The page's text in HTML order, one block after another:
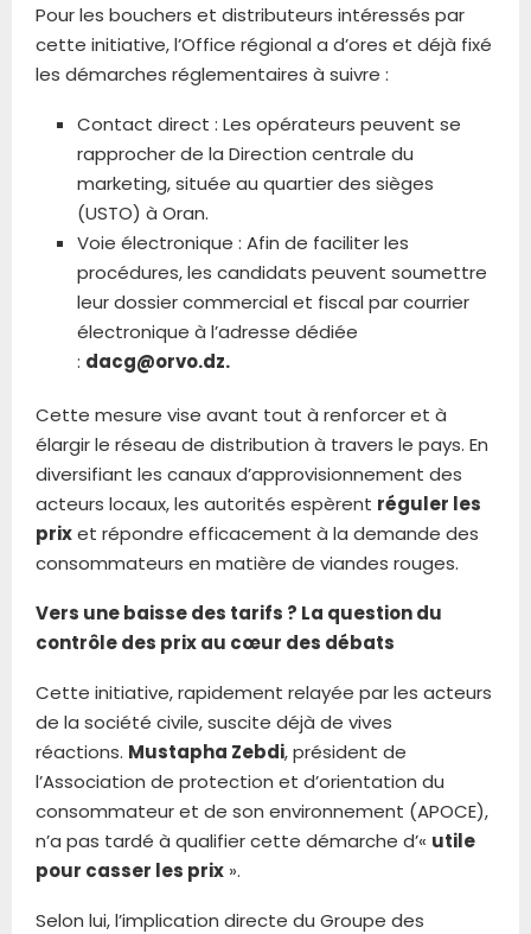
Pour les bouchers et distributeurs intéressés par
cette initiative, l’Office régional a d’ores et déjà fixé
les démarches réglementaires à suivre :
Contact direct : Les opérateurs peuvent se
rapprocher de la Direction centrale du
marketing, située au quartier des sièges
(USTO) à Oran.
Voie électronique : Afin de faciliter les
procédures, les candidats peuvent soumettre
leur dossier commercial et fiscal par courrier
électronique à l’adresse dédiée
: dacg@orvo.dz.
Cette mesure vise avant tout à renforcer et à
élargir le réseau de distribution à travers le pays. En
diversifiant les canaux d’approvisionnement des
acteurs locaux, les autorités espèrent réguler les
prixet répondre efficacement à la demande des
consommateurs en matière de viandes rouges.
Vers une baisse des tarifs ? La question du
contrôle des prix au cœur des débats
Cette initiative, rapidement relayée par les acteurs
de la société civile, suscite déjà de vives
réactions. Mustapha Zebdi, président de
l’Association de protection et d’orientation du
consommateur et de son environnement (APOCE),
n’a pas tardé à qualifier cette démarche d’« utile
pour casser les prix ».
Selon lui, l’implication directe du Groupe des